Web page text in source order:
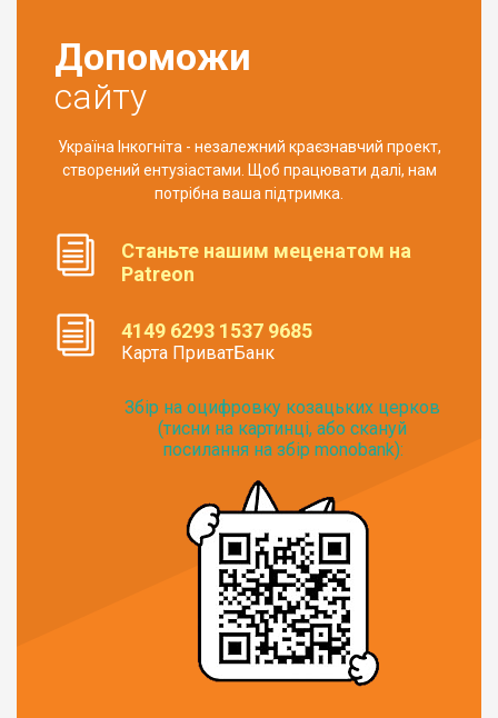
Допоможи
сайту
Україна Інкогніта - незалежний краєзнавчий проект,
створений ентузіастами. Щоб працювати далі, нам
потрібна ваша підтримка.
Станьте нашим меценатом на
Patreon
4149 6293 1537 9685
Карта ПриватБанк
Збір на оцифровку козацьких церков
(тисни на картинці, або скануй
посилання на збір monobank):